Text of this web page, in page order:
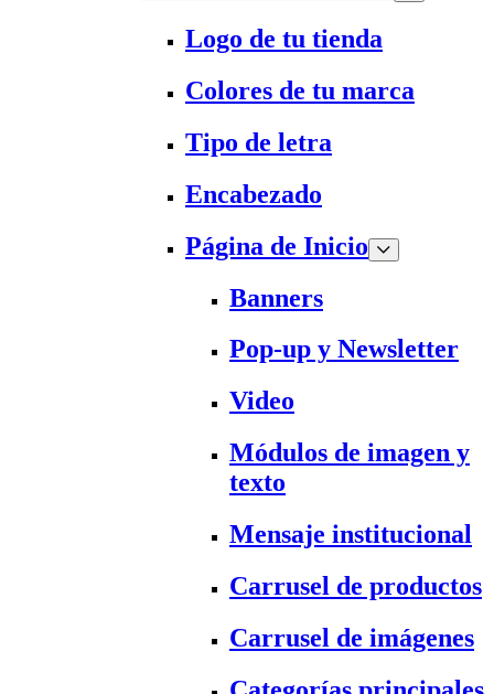
Logo de tu tienda
Colores de tu marca
Tipo de letra
Encabezado
Página de Inicio
Banners
Pop-up y Newsletter
Video
Módulos de imagen y
texto
Mensaje institucional
Carrusel de productos
Carrusel de imágenes